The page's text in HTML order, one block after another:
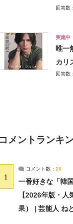
回答数
実施中
唯一
カリ
回答数
メントランキ
1
コメント数： 20
一番好きな「韓
【2026年版・
果） | 芸能人 ね